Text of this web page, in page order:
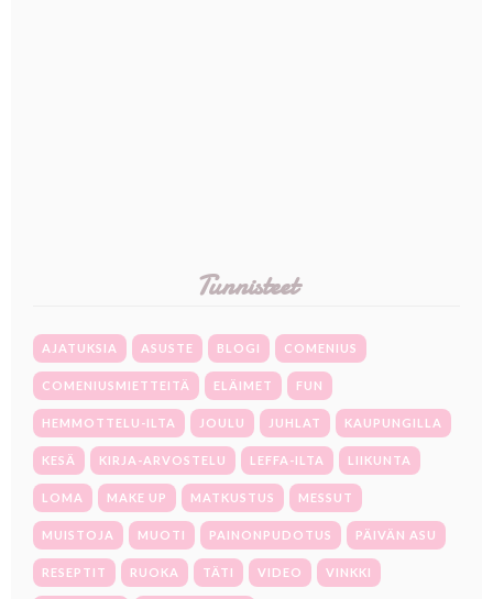
Tunnisteet
AJATUKSIA ASUSTE BLOGI COMENIUS
COMENIUSMIETTEITÄ ELÄIMET FUN
HEMMOTTELU-ILTA JOULU JUHLAT KAUPUNGILLA
KESÄ KIRJA-ARVOSTELU LEFFA-ILTA LIIKUNTA
LOMA MAKE UP MATKUSTUS MESSUT
MUISTOJA MUOTI PAINONPUDOTUS PÄIVÄN ASU
RESEPTIT RUOKA TÄTI VIDEO VINKKI